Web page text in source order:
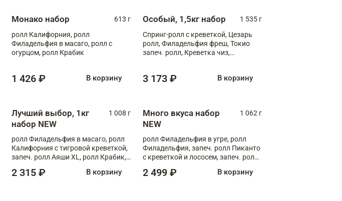
Монако набор
613 г
ролл Калифорния, ролл
Филадельфия в масаго, ролл с
огурцом, ролл Крабик
1 426 ₽ В корзину
Особый, 1,5кг набор
1 535 г
Спринг-ролл с креветкой, Цезарь
ролл, Филадельфия фреш, Токио
запеч. ролл, Креветка чиз,
3 173 ₽ В корзину
Лучший выбор, 1кг
набор NEW
1 008 г
ролл Филадельфия в масаго, ролл
Калифорния с тигровой креветкой,
запеч. ролл Аяши XL, ролл Крабик,
2 315 ₽ В корзину
Много вкуса набор
NEW
1 062 г
ролл Филадельфия в угре, ролл
Филадельфия, запеч. ролл Пиканто
с креветкой и лососем, запеч. ролл
2 499 ₽ В корзину